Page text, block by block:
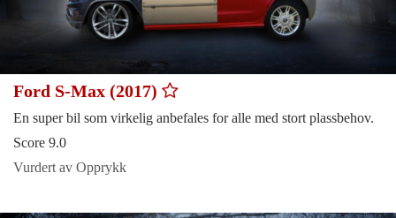
Ford S-Max (2017)
En super bil som virkelig anbefales for alle med stort plassbehov.
Score 9.0
Vurdert av Opprykk